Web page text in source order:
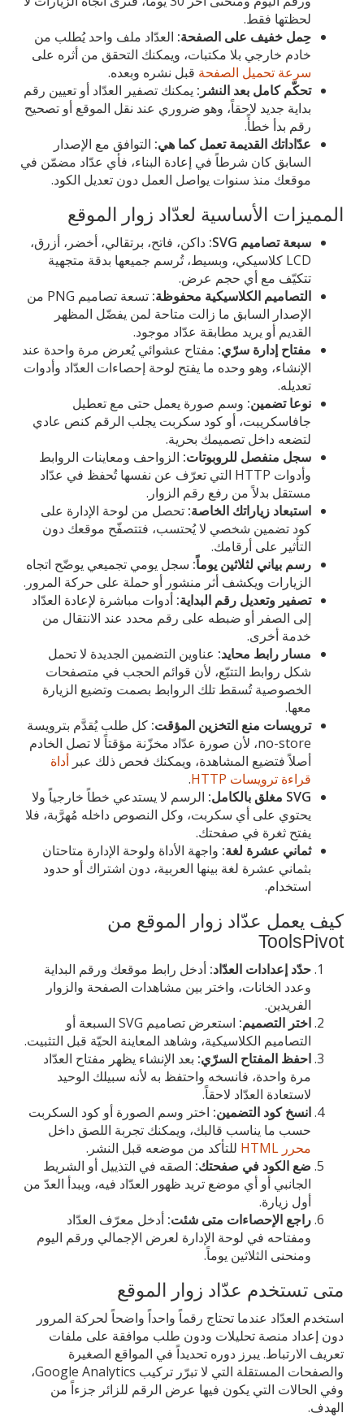
لحظتها فقط.
حِمل خفيف على الصفحة: العدّاد ملف واحد يُطلب من
خادم خارجي بلا مكتبات، ويمكنك التحقق من أثره على
سرعة تحميل الصفحة قبل نشره وبعده.
تحكّم كامل بعد النشر: يمكنك تصفير العدّاد أو تعيين رقم
بداية جديد لاحقاً، وهو ضروري عند نقل الموقع أو تصحيح
رقم بدأ خطأً.
عدّاداتك القديمة تعمل كما هي: التوافق مع الإصدار
السابق كان شرطاً في إعادة البناء، فأي عدّاد مضمّن في
موقعك منذ سنوات يواصل العمل دون تعديل الكود.
المميزات الأساسية لعدّاد زوار الموقع
سبعة تصاميم SVG:
داكن، فاتح، برتقالي، أخضر، أزرق،
LCD كلاسيكي، وبسيط، تُرسم جميعها بدقة متجهية
تتكيّف مع أي حجم عرض.
التصاميم الكلاسيكية محفوظة:
تسعة تصاميم PNG من
الإصدار السابق ما زالت متاحة لمن يفضّل المظهر
القديم أو يريد مطابقة عدّاد موجود.
مفتاح إدارة سرّي: مفتاح عشوائي يُعرض مرة واحدة عند
الإنشاء، وهو وحده ما يفتح لوحة إحصاءات العدّاد وأدوات
تعديله.
نوعا تضمين: وسم صورة يعمل حتى مع تعطيل
جافاسكريبت، أو كود سكربت يجلب الرقم كنص عادي
لتضعه داخل تصميمك بحرية.
سجل منفصل للروبوتات: الزواحف ومعاينات الروابط
وأدوات HTTP التي تعرّف عن نفسها تُحفظ في عدّاد
مستقل بدلاً من رفع رقم الزوار.
استبعاد زياراتك الخاصة: تحصل من لوحة الإدارة على
كود تضمين شخصي لا يُحتسب، فتتصفّح موقعك دون
التأثير على أرقامك.
رسم بياني لثلاثين يوماً: سجل يومي تجميعي يوضّح اتجاه
الزيارات ويكشف أثر منشور أو حملة على حركة المرور.
تصفير وتعديل رقم البداية: أدوات مباشرة لإعادة العدّاد
إلى الصفر أو ضبطه على رقم محدد عند الانتقال من
خدمة أخرى.
مسار رابط محايد: عناوين التضمين الجديدة لا تحمل
شكل روابط التتبّع، لأن قوائم الحجب في متصفحات
الخصوصية تُسقط تلك الروابط بصمت وتضيع الزيارة
معها.
ترويسات منع التخزين المؤقت: كل طلب يُقدَّم بترويسة
no-store، لأن صورة عدّاد مخزّنة مؤقتاً لا تصل الخادم
أصلاً فتضيع المشاهدة، ويمكنك فحص ذلك عبر أداة
قراءة ترويسات HTTP
.
SVG مغلق بالكامل:
الرسم لا يستدعي خطاً خارجياً ولا
يحتوي على أي سكربت، وكل النصوص داخله مُهرَّبة، فلا
يفتح ثغرة في صفحتك.
ثماني عشرة لغة: واجهة الأداة ولوحة الإدارة متاحتان
بثماني عشرة لغة بينها العربية، دون اشتراك أو حدود
استخدام.
كيف يعمل عدّاد زوار الموقع من
ToolsPivot
حدّد إعدادات العدّاد: أدخل رابط موقعك ورقم البداية
وعدد الخانات، واختر بين مشاهدات الصفحة والزوار
الفريدين.
اختر التصميم:
استعرض تصاميم SVG السبعة أو
التصاميم الكلاسيكية، وشاهد المعاينة الحيّة قبل التثبيت.
احفظ المفتاح السرّي: بعد الإنشاء يظهر مفتاح العدّاد
مرة واحدة، فانسخه واحتفظ به لأنه سبيلك الوحيد
لاستعادة العدّاد لاحقاً.
انسخ كود التضمين: اختر وسم الصورة أو كود السكربت
حسب ما يناسب قالبك، ويمكنك تجربة اللصق داخل
محرر HTML
للتأكد من موضعه قبل النشر.
ضع الكود في صفحتك: الصقه في التذييل أو الشريط
الجانبي أو أي موضع تريد ظهور العدّاد فيه، ويبدأ العدّ من
أول زيارة.
راجع الإحصاءات متى شئت: أدخل معرّف العدّاد
ومفتاحه في لوحة الإدارة لعرض الإجمالي ورقم اليوم
ومنحنى الثلاثين يوماً.
متى تستخدم عدّاد زوار الموقع
استخدم العدّاد عندما تحتاج رقماً واحداً واضحاً لحركة المرور
دون إعداد منصة تحليلات ودون طلب موافقة على ملفات
تعريف الارتباط. يبرز دوره تحديداً في المواقع الصغيرة
والصفحات المستقلة التي لا تبرّر تركيب Google Analytics،
وفي الحالات التي يكون فيها عرض الرقم للزائر جزءاً من
الهدف.